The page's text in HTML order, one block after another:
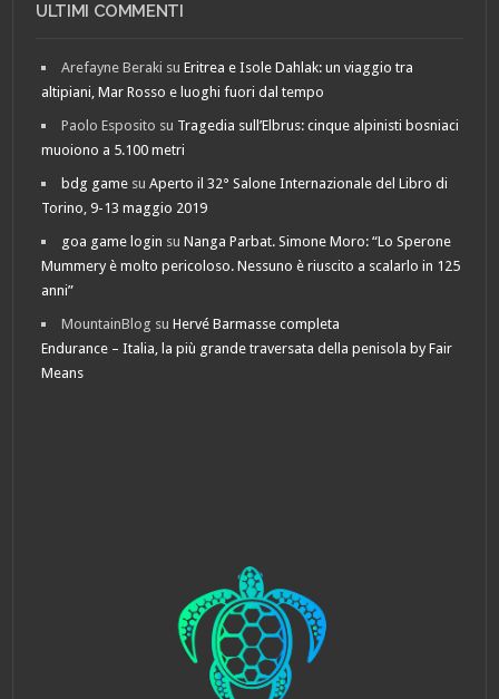
ULTIMI COMMENTI
Arefayne Beraki suEritrea e Isole Dahlak: un viaggio tra
altipiani, Mar Rosso e luoghi fuori dal tempo
Paolo Esposito su Tragedia sull’Elbrus: cinque alpinisti bosniaci
muoiono a 5.100 metri
bdg game suAperto il 32° Salone Internazionale del Libro di
Torino, 9-13 maggio 2019
goa game login suNanga Parbat. Simone Moro: “Lo Sperone
Mummery è molto pericoloso. Nessuno è riuscito a scalarlo in 125
anni”
MountainBlog suHervé Barmasse completa
Endurance – Italia, la più grande traversata della penisola by Fair
Means